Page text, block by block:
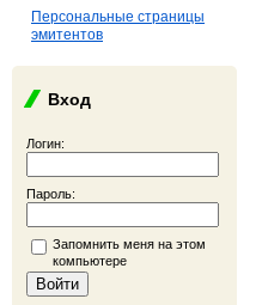
Персональные страницы
эмитентов
Вход
Логин:
Пароль:
Запомнить меня на этом
компьютере